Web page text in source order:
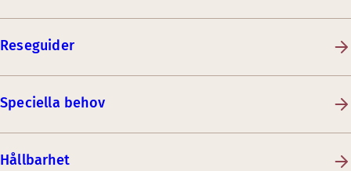
Reseguider
Speciella behov
Hållbarhet